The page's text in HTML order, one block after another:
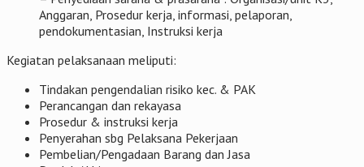
Anggaran, Prosedur kerja, informasi, pelaporan,
pendokumentasian, Instruksi kerja
Kegiatan pelaksanaan meliputi:
Tindakan pengendalian risiko kec. & PAK
Perancangan dan rekayasa
Prosedur & instruksi kerja
Penyerahan sbg Pelaksana Pekerjaan
Pembelian/Pengadaan Barang dan Jasa